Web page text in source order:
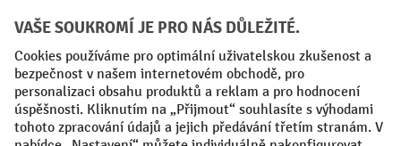
Sociální sítě
Facebook
YouTubeLinkedIn
VODP Otisk